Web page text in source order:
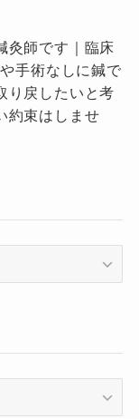
灸師です｜臨床
手術なしに鍼で
り戻したいと考
約束はしませ